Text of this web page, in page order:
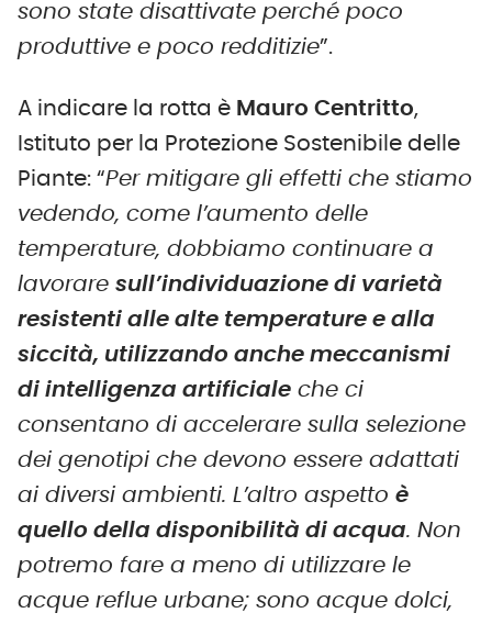
sono state disattivate perché poco
produttive e poco redditizie”.
A indicare la rotta è Mauro Centritto,
Istituto per la Protezione Sostenibile delle
Piante: “Per mitigare gli effetti che stiamo
vedendo, come l’aumento delle
temperature, dobbiamo continuare a
lavorare sull’individuazione di varietà
resistenti alle alte temperature e alla
siccità, utilizzando anche meccanismi
di intelligenza artificiale che ci
consentano di accelerare sulla selezione
dei genotipi che devono essere adattati
ai diversi ambienti. L’altro aspetto è
quello della disponibilità di acqua. Non
potremo fare a meno di utilizzare le
acque reflue urbane; sono acque dolci,